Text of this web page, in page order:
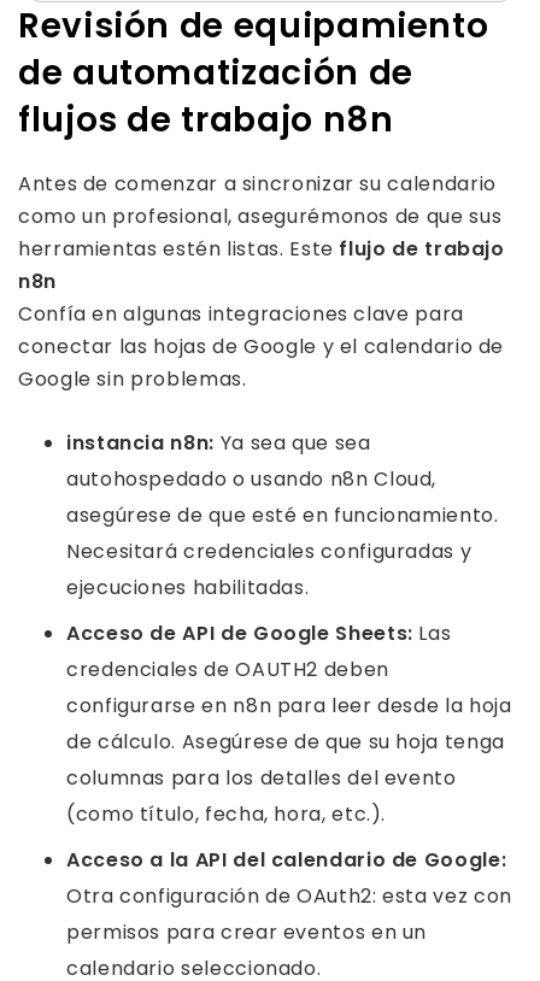
Revisión de equipamiento
de automatización de
flujos de trabajo n8n
Antes de comenzar a sincronizar su calendario
como un profesional, asegurémonos de que sus
herramientas estén listas. Este flujo de trabajo
n8n
Confía en algunas integraciones clave para
conectar las hojas de Google y el calendario de
Google sin problemas.
instancia n8n: Ya sea que sea
autohospedado o usando n8n Cloud,
asegúrese de que esté en funcionamiento.
Necesitará credenciales configuradas y
ejecuciones habilitadas.
Acceso de API de Google Sheets: Las
credenciales de OAUTH2 deben
configurarse en n8n para leer desde la hoja
de cálculo. Asegúrese de que su hoja tenga
columnas para los detalles del evento
(como título, fecha, hora, etc.).
Acceso a la API del calendario de Google:
Otra configuración de OAuth2: esta vez con
permisos para crear eventos en un
calendario seleccionado.